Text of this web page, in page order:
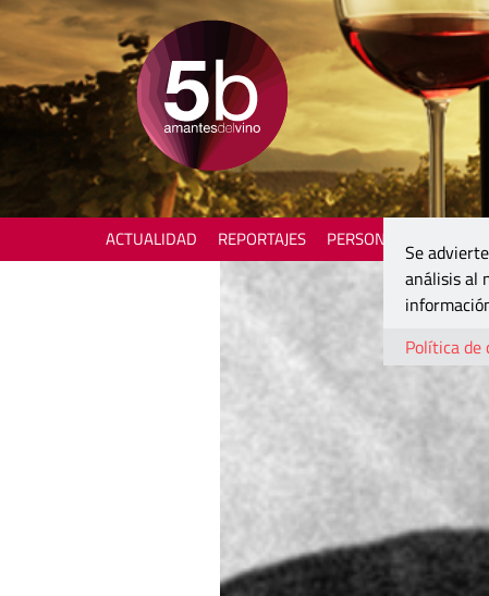
ACTUALIDAD REPORTAJES PERSONAJES
Se
análisis al
Política de